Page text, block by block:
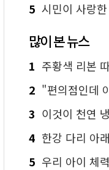
5 시민이 사랑한 '찐' 로
많이 본 뉴스
1 주황색 리본 따라 한강부
2 "편의점인데 아무것도 안
3 이것이 천연 냉방! '서
4 한강 다리 아래서 영
5 우리 아이 체력이 쑥